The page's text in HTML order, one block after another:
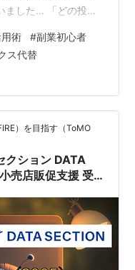
ました… 「どの投稿
けど、どう改善す
を持っている方に
用したX運用のサポ
どを勉強していきま
と ChatGPTは“無料
術 #副業初心者
ス代替
）を目指す（ToMO
クション DATA
売店販促支援 受